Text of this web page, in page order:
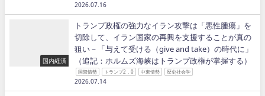
2026.07.16
国内経済
トランプ政権の強力なイラン攻撃は「悪性腫瘍」を
切除して、イラン国家の再興を支援することが真の
狙い－「与えて受ける（give and take）の時代に」
（追記：ホルムズ海峡はトランプ政権が掌握する）
国際情勢 トランプ2．0 中東情勢 歴史社会学
2026.07.14